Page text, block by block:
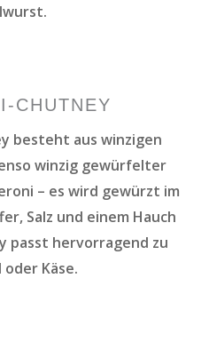
CHUTNEY
besteht aus winzigen
winzig gewürfelter
– es wird gewürzt im
Salz und einem Hauch
passt hervorragend zu
Käse.